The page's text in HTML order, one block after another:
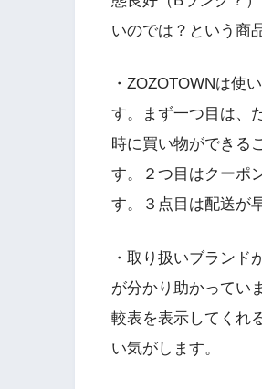
いのでは？という商
・ZOZOTOWNは使
す。まず一つ目は、
時に買い物ができる
す。２つ目はクーポ
す。３点目は配送が
・取り扱いブランド
が分かり助かってい
較表を表示してくれ
い気がします。